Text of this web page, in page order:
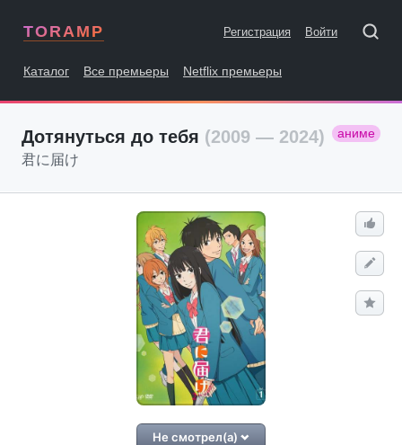
TORAMP Регистрация Войти
Каталог Все премьеры Netflix премьеры
Дотянуться до тебя (2009 — 2024) аниме
君に届け
Не смотрел(а)